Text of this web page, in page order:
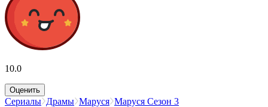
10.0
Оценить
Сериалы Драмы Маруся Маруся Сезон 3